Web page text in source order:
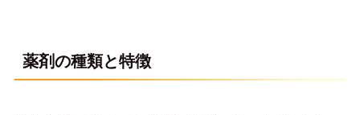
薬剤の種類と特徴